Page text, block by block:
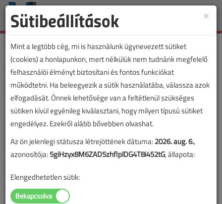
Toggle
×
Sütibeállítások
Mint a legtöbb cég, mi is használunk úgynevezett sütiket
(cookies) a honlapunkon, mert nélkülük nem tudnánk megfelelő
felhasználói élményt biztosítani és fontos funkciókat
működtetni. Ha beleegyezik a sütik használatába, válassza azok
elfogadását. Önnek lehetősége van a feltétlenül szükséges
sütiken kívül egyénileg kiválasztani, hogy milyen típusú sütiket
engedélyez. Ezekről alább bővebben olvashat.
Az ön jelenlegi státusza létrejöttének dátuma:2026. aug. 6.,
azonosítója:5giHzyx8M6ZAD5zhfIplDG4T8i452tG, állapota:
Elengedhetetlen sütik: